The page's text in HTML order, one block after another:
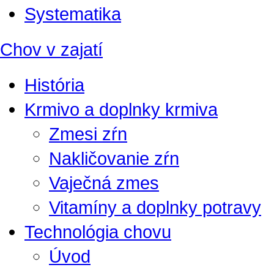
Systematika
Chov v zajatí
História
Krmivo a doplnky krmiva
Zmesi zŕn
Nakličovanie zŕn
Vaječná zmes
Vitamíny a doplnky potravy
Technológia chovu
Úvod